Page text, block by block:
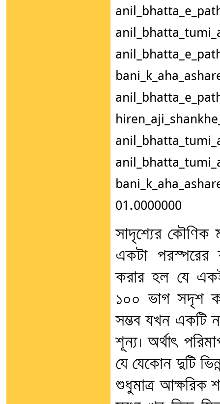
01.0000000
সাদৃশ্যের কৌণিক
একটা পরস্পরের
করার হল যে
১০০ ভাগ সদৃশ
সম্ভব যখন একটি
শূন্য। অর্থাৎ
যে যেকোন দুটি
শুধুমাত্র আক্ষরিক